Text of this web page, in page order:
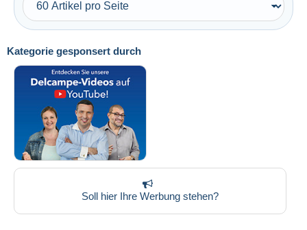
Kategorie gesponsert durch
Soll hier Ihre Werbung stehen?